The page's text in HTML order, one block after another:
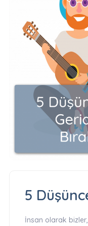
5
İnsan olarak